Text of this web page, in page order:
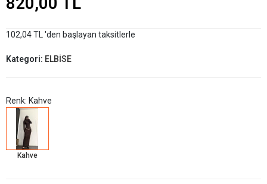
102,04 TL 'den başlayan taksitlerle
Kategori: ELBİSE
Renk: Kahve
Kahve